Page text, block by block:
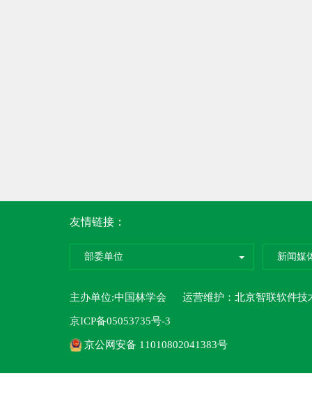
友情链接：
部委单位 新闻媒
主办单位:中国林学会 运营维护： 北京智联软件技
京ICP备05053735号-3
京公网安备 11010802041383号